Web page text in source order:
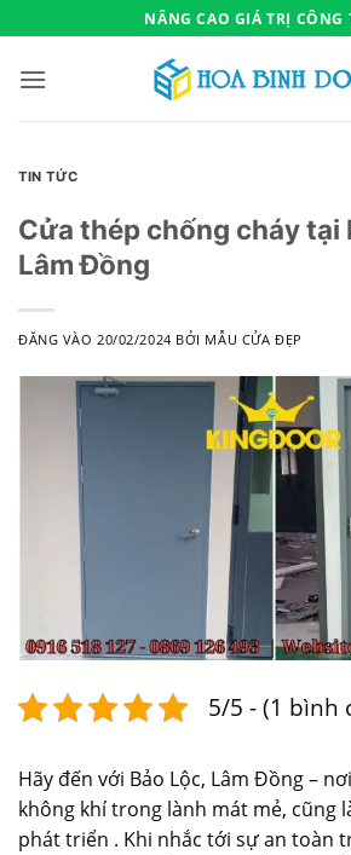
qua
nội
NÂNG CAO GIÁ TRỊ CÔNG
TIN TỨC
Cửa thép chống cháy tại
Lâm Đồng
ĐĂNG VÀO 20/02/2024 BỞI MẪU CỬA ĐẸP
5/5 - (1 bình
Hãy đến với Bảo Lộc, Lâm Đồng –
không khí trong lành mát mẻ, cũng
phát triển . Khi nhắc tới sự an toàn